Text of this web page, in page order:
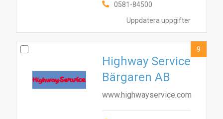
Uppdatera uppgifter
0581-84500
Highway Service
Bärgaren AB
www.highwayservice.com
9